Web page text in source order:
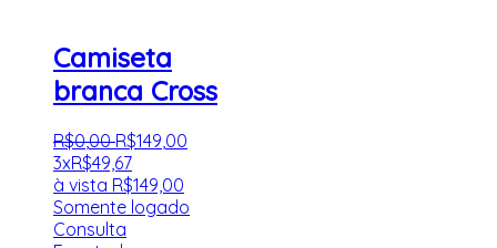
Camiseta
branca Cross
R$0,00 R$149 00
3xR$49,67
à vista R$149,00
Somente logado
Consulta